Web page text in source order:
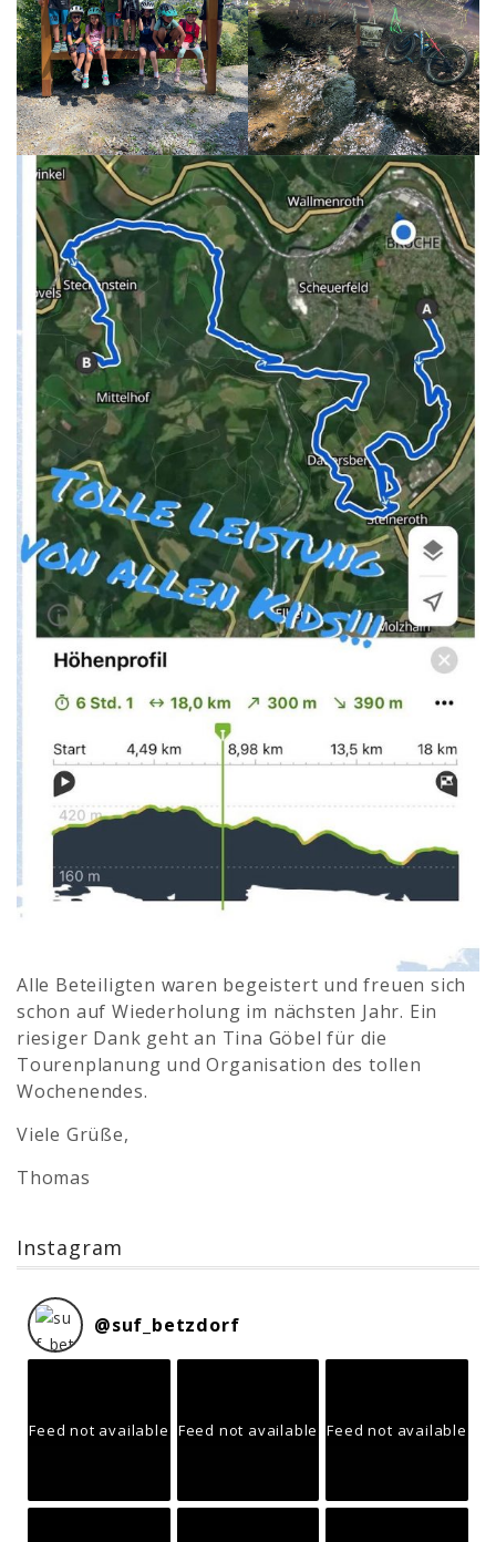
Alle Beteiligten waren begeistert und freuen sich
schon auf Wiederholung im nächsten Jahr. Ein
riesiger Dank geht an Tina Göbel für die
Tourenplanung und Organisation des tollen
Wochenendes.
Viele Grüße,
Thomas
Instagram
@suf_betzdorf
Feed not available Feed not available Feed not available